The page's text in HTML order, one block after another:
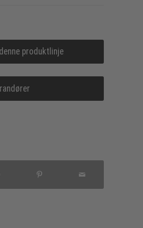
produktlinje